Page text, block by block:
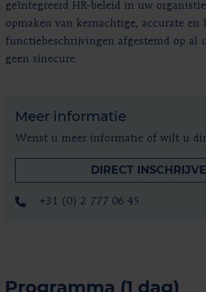
geïntegreerd HR-beleid in uw
opmaken van kernachtige, accurate en
functiebeschrijvingen afgestemd op al
geen sinecure.
Meer informatie
Wenst u meer informatie of wilt u
DIRECT
+31 (0) 2 777 06 45
Programma (1 dag)